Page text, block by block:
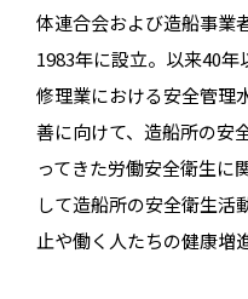
体連合会および造船事業
1983年に設立。以来40
修理業における安全管理
善に向けて、造船所の安
ってきた労働安全衛生に
して造船所の安全衛生活
止や働く人たちの健康増